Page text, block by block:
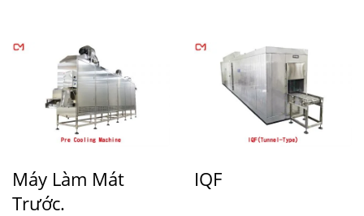
Máy Làm Mát
Trước.
IQF